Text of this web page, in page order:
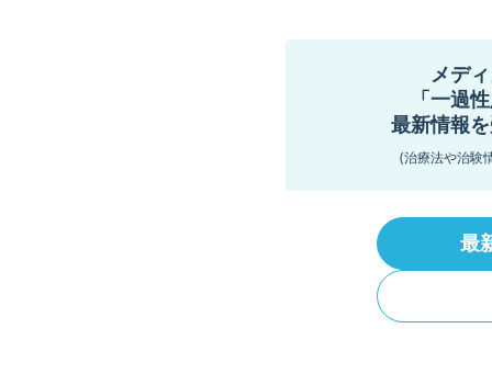
メデ
「一過
最新情報
(治療法や治験
最